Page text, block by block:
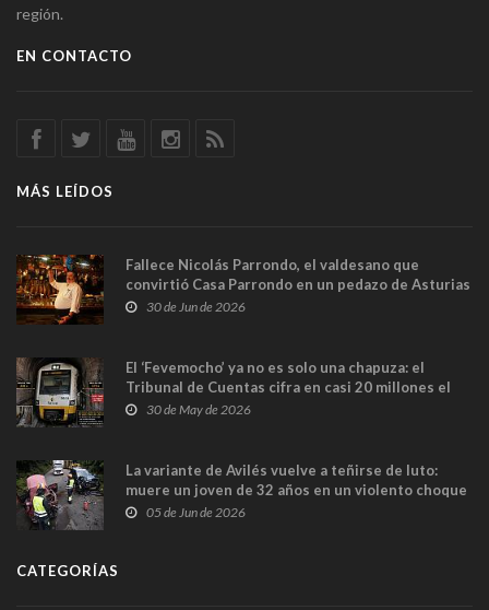
región.
EN CONTACTO
MÁS LEÍDOS
Fallece Nicolás Parrondo, el valdesano que
convirtió Casa Parrondo en un pedazo de Asturias
en Madrid
30 de Jun de 2026
El ‘Fevemocho’ ya no es solo una chapuza: el
Tribunal de Cuentas cifra en casi 20 millones el
sobrecoste de los trenes que no cabían por los
30 de May de 2026
La variante de Avilés vuelve a teñirse de luto:
muere un joven de 32 años en un violento choque
frontal
05 de Jun de 2026
CATEGORÍAS